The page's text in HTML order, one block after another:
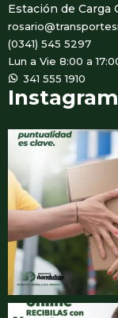
Estación de Carga
(0341) 545 5297
Lun a Vie 8:00 a
WhatsApp
341 555 1910
Instagram